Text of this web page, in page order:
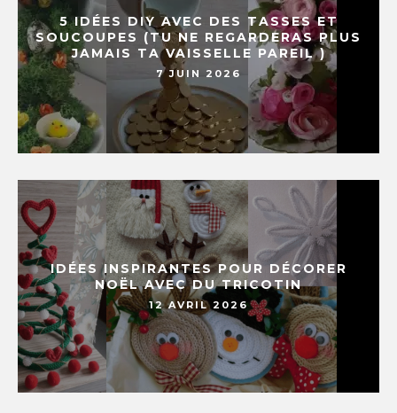
5 IDÉES DIY AVEC DES TASSES ET
SOUCOUPES (TU NE REGARDERAS PLUS
JAMAIS TA VAISSELLE PAREIL )
7 JUIN 2026
IDÉES INSPIRANTES POUR DÉCORER
NOËL AVEC DU TRICOTIN
12 AVRIL 2026